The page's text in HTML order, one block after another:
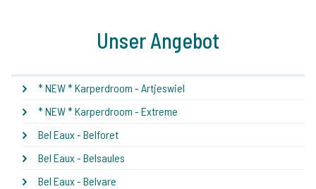
Unser Angebot
* NEW * Karperdroom - Artjeswiel
* NEW * Karperdroom - Extreme
Bel Eaux - Belforet
Bel Eaux - Belsaules
Bel Eaux - Belvare